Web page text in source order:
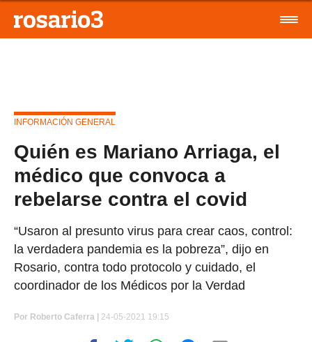
INFORMACIÓN GENERAL
Quién es Mariano Arriaga, el
médico que convoca a
rebelarse contra el covid
“Usaron al presunto virus para crear caos, control:
la verdadera pandemia es la pobreza”, dijo en
Rosario, contra todo protocolo y cuidado, el
coordinador de los Médicos por la Verdad
Por Roberto Caferra 24-05-2021 19:15